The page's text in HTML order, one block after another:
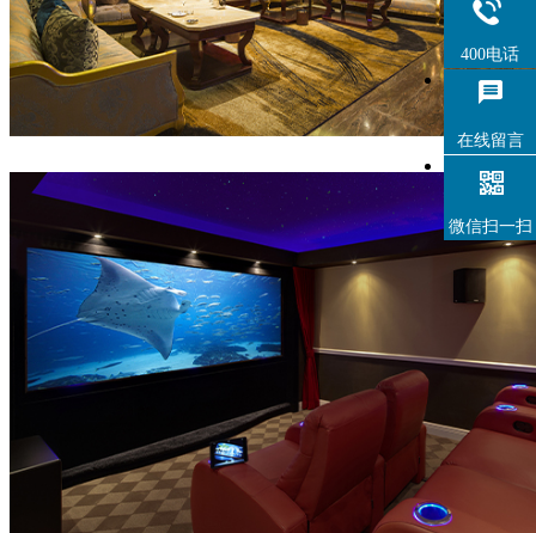
400电话
在线留言
微信扫一扫